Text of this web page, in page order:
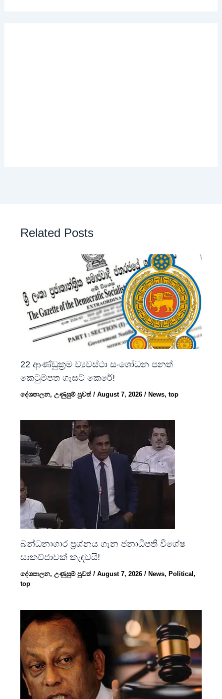
Related Posts
22 ආණ්ඩුක්‍රම ව්‍යවස්ථා සංශෝධන පනත්
කෙටුම්පත ගැසට් කෙරේ!
දේශපාලන,උණුසුම් පුවත්/August 7, 2026/News,top
බන්ධනාගාර ප්‍රශ්නය ගැන ජනාධිපති විශේෂ
සාකච්ජාවක් කැඳවයි!
දේශපාලන,උණුසුම් පුවත්/August 7, 2026/ News, Political,
top